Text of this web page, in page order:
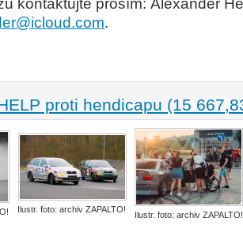
kontaktujte prosím: Alexander
.
proti hendicapu (15
Ilustr. foto: archiv ZAPALTO!
Ilustr. foto: archiv ZAPALTO!